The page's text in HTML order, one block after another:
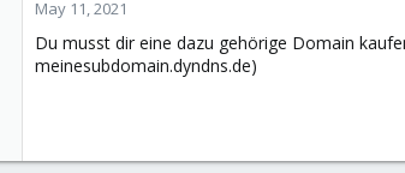
May 11, 2021
Du musst dir eine dazu gehörige Domain
meinesubdomain.dyndns.de)